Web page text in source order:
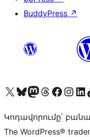
BuddyPress ↗
Visit our X (formerly Twitter) account
Visit our Bluesky account
Visit our Mastodon account
Visit our Threads account
Visit our Facebook page
Visit ourVisit
Կոդավորումը՝
The WordPress®